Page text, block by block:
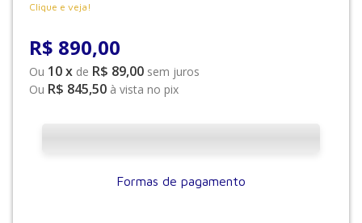
Clique e veja!
R$ 890,00
Ou 10x de R$ 89,00 sem juros
Ou R$ 845,50 à vista no pix
Formas de pagamento